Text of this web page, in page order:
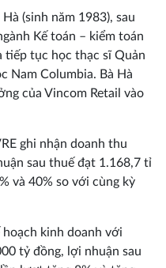
(sinh năm 1983), sau
Kế toán – kiểm toán
tiếp tục học thạc sĩ Quản
Nam Columbia. Bà Hà
của Vincom Retail vào
ghi nhận doanh thu
sau thuế đạt 1.168,7 tỉ
và 40% so với cùng kỳ
hoạch kinh doanh với
tỷ đồng, lợi nhuận sau